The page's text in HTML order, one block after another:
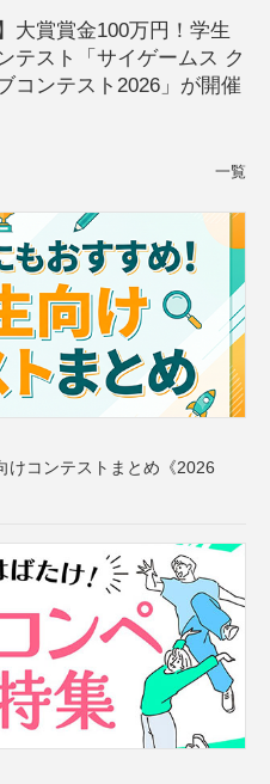
大賞賞金100万円！学生
テスト「サイゲームス ク
コンテスト2026」が開催
一覧
けコンテストまとめ《2026